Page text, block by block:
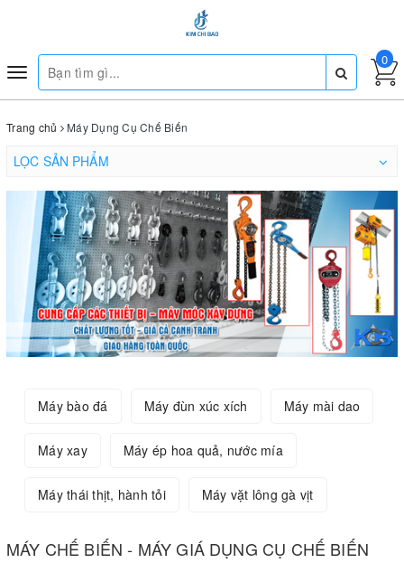
Toggle
navigation
0
Trang chủ Máy Dụng Cụ Chế Biến
LỌC SẢN PHẨM
Máy bào đá Máy đùn xúc xích Máy mài dao
Máy xay Máy ép hoa quả, nước mía
Máy thái thịt, hành tỏi Máy vặt lông gà vịt
MÁY CHẾ BIẾN - MÁY GIÁ DỤNG CỤ CHẾ BIẾN